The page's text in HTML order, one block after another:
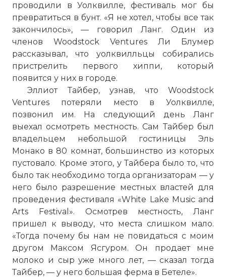
проводили в Уолквилле, фестиваль мог бы
превратиться в бунт. «Я не хотел, чтобы все так
закончилось», — говорил Ланг. Один из
членов Woodstock Ventures Ли Блумер
рассказывал, что уолквилльцы собирались
пристрелить первого хиппи, который
появится у них в городе.
Эллиот Тайбер, узнав, что Woodstock
Ventures потеряли место в Уолквилле,
позвонил им. На следующий день Ланг
выехал осмотреть местность. Сам Тайбер был
владельцем небольшой гостиницы Эль
Монако в 80 комнат, большинство из которых
пустовало. Кроме этого, у Тайбера было то, что
было так необходимо тогда организаторам — у
него было разрешение местных властей для
проведения фестиваля «White Lake Music and
Arts Festival». Осмотрев местность, Ланг
пришел к выводу, что места слишком мало.
«Тогда почему бы нам не повидаться с моим
другом Максом Ясгуром. Он продает мне
молоко и сыр уже много лет, — сказал тогда
Тайбер, — у него большая ферма в Бетеле».
☓